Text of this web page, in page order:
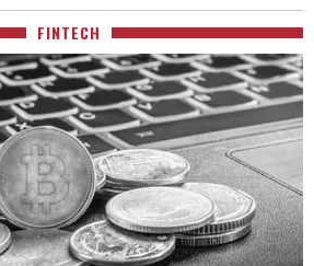
FINTECH